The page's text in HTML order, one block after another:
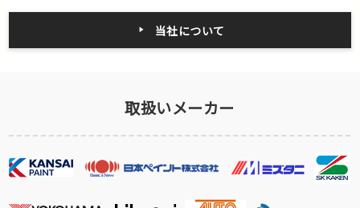
当社について
取扱いメーカー